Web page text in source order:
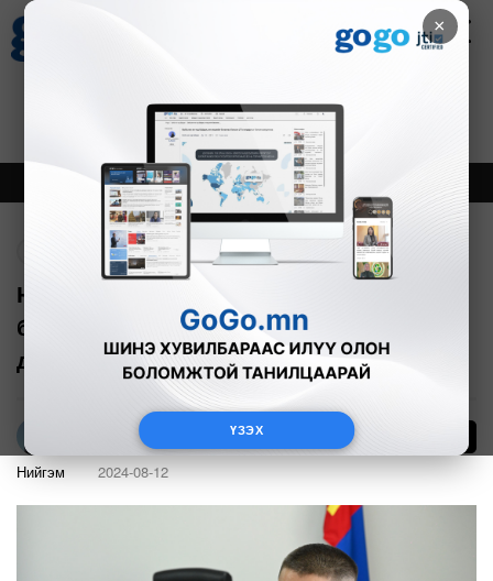
×
ҮЗЭХ
Зурхай
8.08
Онцлох Шинэ
Н.Мандуул: Нийслэлийн ногоон
байгууламж, чанартай дэд бүтэц, үр
дүнтэй хөрөнгө оруулалтыг нэмнэ
Л.Амарцэцэг
Нийгэм 2024-08-12